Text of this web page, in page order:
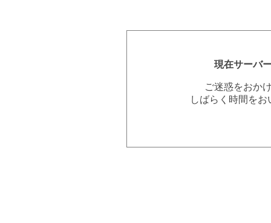
現在サーバ
ご迷惑をおか
しばらく時間を